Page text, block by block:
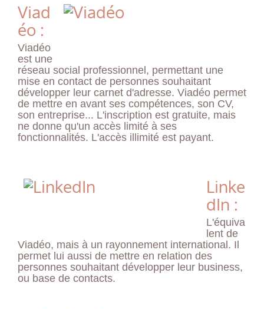
Viad
éo :
Viadéo
est une
réseau social professionnel, permettant une
mise en contact de personnes souhaitant
développer leur carnet d'adresse. Viadéo permet
de mettre en avant ses compétences, son CV,
son entreprise... L'inscription est gratuite, mais
ne donne qu'un accès limité à ses
fonctionnalités. L'accès illimité est payant.
Linke
dIn :
L'équiva
lent de
Viadéo, mais à un rayonnement international. Il
permet lui aussi de mettre en relation des
personnes souhaitant développer leur business,
ou base de contacts.